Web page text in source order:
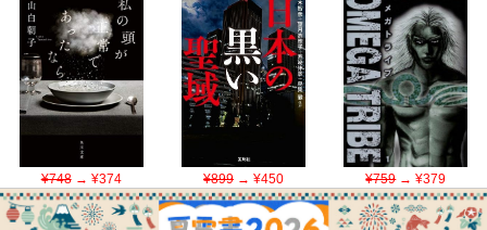
¥748→ ¥374 ¥899→ ¥450 ¥759→ ¥379